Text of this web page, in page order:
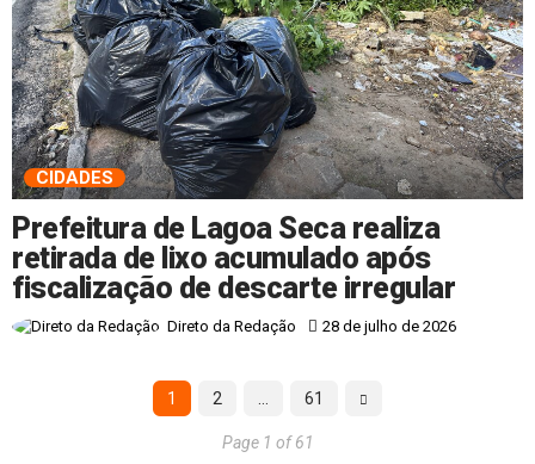
CIDADES
Prefeitura de Lagoa Seca realiza
retirada de lixo acumulado após
fiscalização de descarte irregular
Direto da Redação 28 de julho de 2026
1 2 … 61
Page 1 of 61